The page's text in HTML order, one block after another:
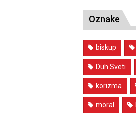
Oznake
biskup
Duh Sveti
korizma
moral